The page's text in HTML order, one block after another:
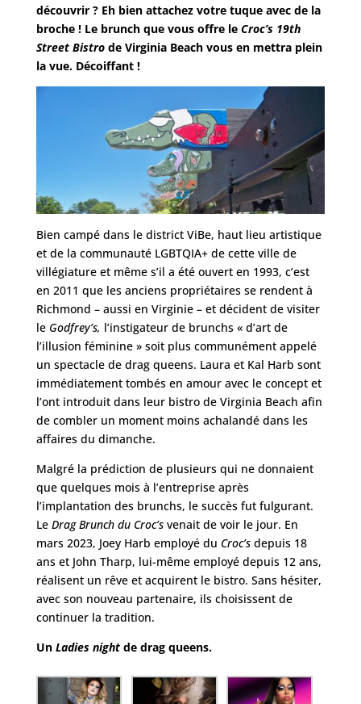
découvrir ? Eh bien attachez votre tuque avec de la
broche ! Le brunch que vous offre le Croc’s 19th
Street Bistrode Virginia Beach vous en mettra plein
la vue. Décoiffant !
Bien campé dans le district ViBe, haut lieu artistique
et de la communauté LGBTQIA+ de cette ville de
villégiature et même s’il a été ouvert en 1993, c’est
en 2011 que les anciens propriétaires se rendent à
Richmond – aussi en Virginie – et décident de visiter
le Godfrey’s, l’instigateur de brunchs « d’art de
l’illusion féminine » soit plus communément appelé
un spectacle de drag queens. Laura et Kal Harb sont
immédiatement tombés en amour avec le concept et
l’ont introduit dans leur bistro de Virginia Beach afin
de combler un moment moins achalandé dans les
affaires du dimanche.
Malgré la prédiction de plusieurs qui ne donnaient
que quelques mois à l’entreprise après
l’implantation des brunchs, le succès fut fulgurant.
Le Drag Brunch du Croc’svenait de voir le jour. En
mars 2023, Joey Harb employé du Croc’sdepuis 18
ans et John Tharp, lui-même employé depuis 12 ans,
réalisent un rêve et acquirent le bistro. Sans hésiter,
avec son nouveau partenaire, ils choisissent de
continuer la tradition.
Un Ladies nightde drag queens.